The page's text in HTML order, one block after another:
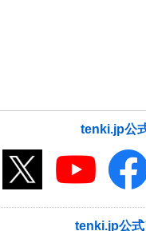
今日27日 日本
注意 関東は晴
で20℃超えか
27日05:46
tenki.jp公
tenki.jp公式